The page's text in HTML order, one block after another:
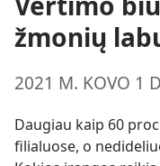
žmonių
2021 M. KOVO 1
Daugiau kaip 60
filialuose, o